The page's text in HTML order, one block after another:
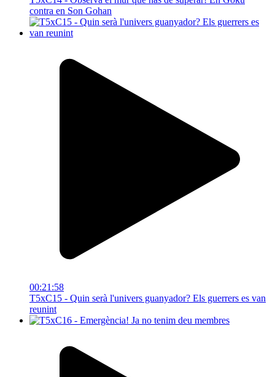
contra en Son Gohan
00:21:58
T5xC15 - Quin serà l'univers guanyador? Els guerrers es van
reunint